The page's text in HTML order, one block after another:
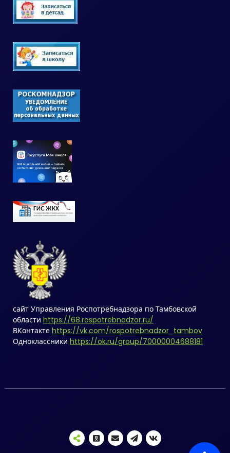
сайт Управления Роспотребнадзора по Тамбовской
области https://68.rospotrebnadzor.ru/
ВКонтакте https://vk.com/rospotrebnadzor_tambov
Одноклассники https://ok.ru/group/70000004688181